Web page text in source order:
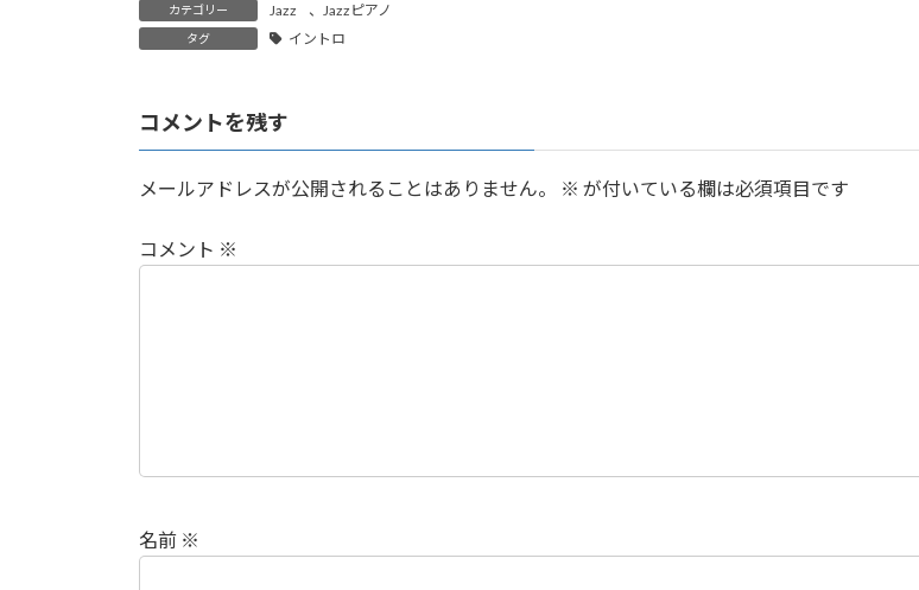
カテゴリー Jazz 、 Jazzピアノ
タグ イントロ
コメントを残す
メールアドレスが公開されることはありません。 ※ が付いている欄は必須項目です
コメント ※
名前 ※